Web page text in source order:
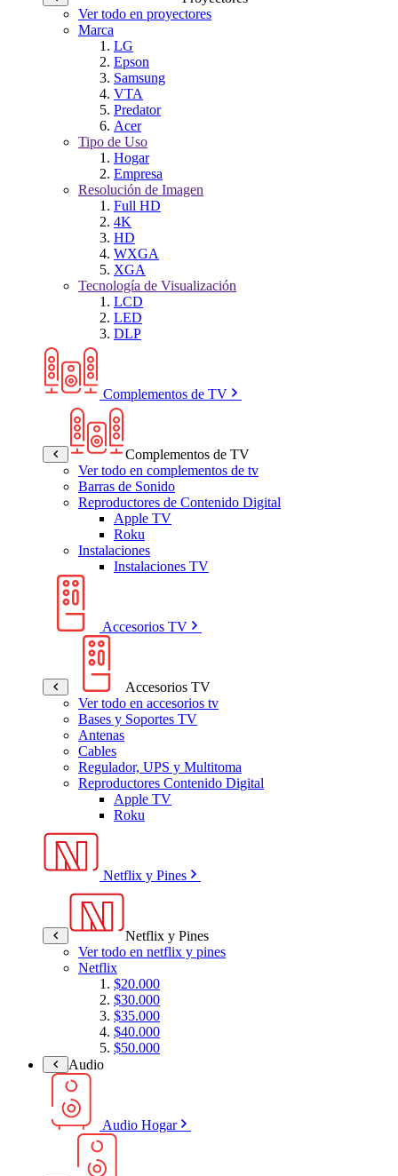
Ver todo en proyectores
Marca
LG
Epson
Samsung
VTA
Predator
Acer
Tipo de Uso
Hogar
Empresa
Resolución de Imagen
Full HD
4K
HD
WXGA
XGA
Tecnología de Visualización
LCD
LED
DLP
Complementos de TV
Complementos de TV
Ver todo en complementos de tv
Barras de Sonido
Reproductores de Contenido Digital
Apple TV
Roku
Instalaciones
Instalaciones TV
Accesorios TV
Accesorios TV
Ver todo en accesorios tv
Bases y Soportes TV
Antenas
Cables
Regulador, UPS y Multitoma
Reproductores Contenido Digital
Apple TV
Roku
Netflix y Pines
Netflix y Pines
Ver todo en netflix y pines
Netflix
$20.000
$30.000
$35.000
$40.000
$50.000
Audio
Audio Hogar